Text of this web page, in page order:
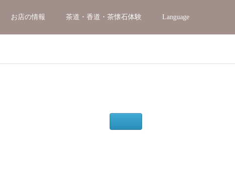
お店の情報 茶道・香道・茶懐石体験 Language